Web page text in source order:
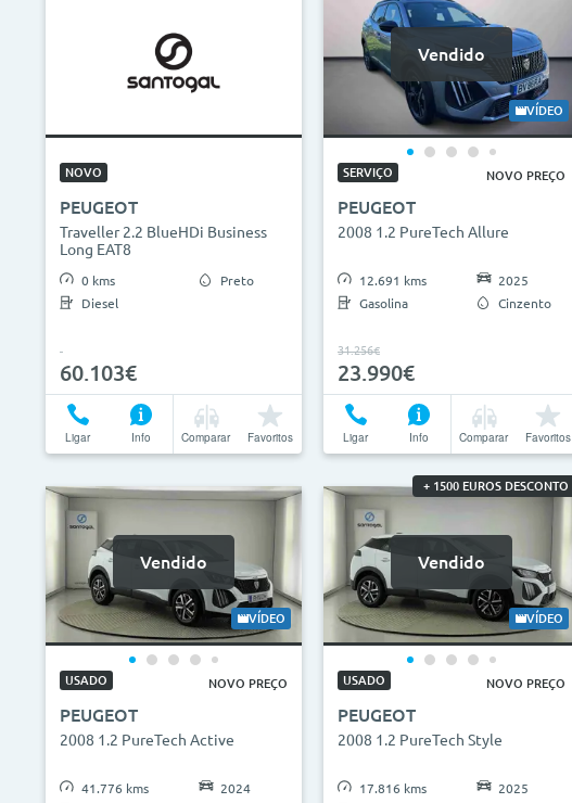
NOVO
PEUGEOT
Traveller 2.2 BlueHDi Business
Long EAT8
0 kms
Diesel
Preto
60.103€
Ligar Info Comparar Favoritos
Vendido
VÍDEO
SERVIÇO NOVO PREÇO
PEUGEOT
2008 1.2 PureTech Allure
12.691 kms
Gasolina
2025
Cinzento
31.256€
23.990€
Ligar Info Comparar Favoritos
Vendido
VÍDEO
USADO NOVO PREÇO
PEUGEOT
2008 1.2 PureTech Active
41.776 kms
2024
+ 1500 EUROS DESCONTO
Vendido
VÍDEO
USADO NOVO PREÇO
PEUGEOT
2008 1.2 PureTech Style
17.816 kms
2025